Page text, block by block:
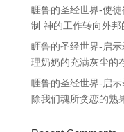
睚鲁的圣经世界-使
制 神的工作转向外邦
睚鲁的圣经世界-启
理奶奶的充满灰尘的
睚鲁的圣经世界-启
除我们魂所贪恋的熟